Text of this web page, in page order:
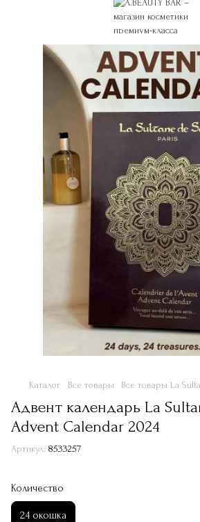
Каталог Все товары Все товары La
Адвент календарь La
Advent Calendar 2024
Артикул: 8533257
Количество
24 окошка